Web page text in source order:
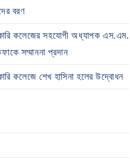
বরণ
কলেজের সহযোগী অধ্যাপক এস.এম.
সম্মাননা প্রদান
কলেজে শেখ হাসিনা হলের উদ্বোধন